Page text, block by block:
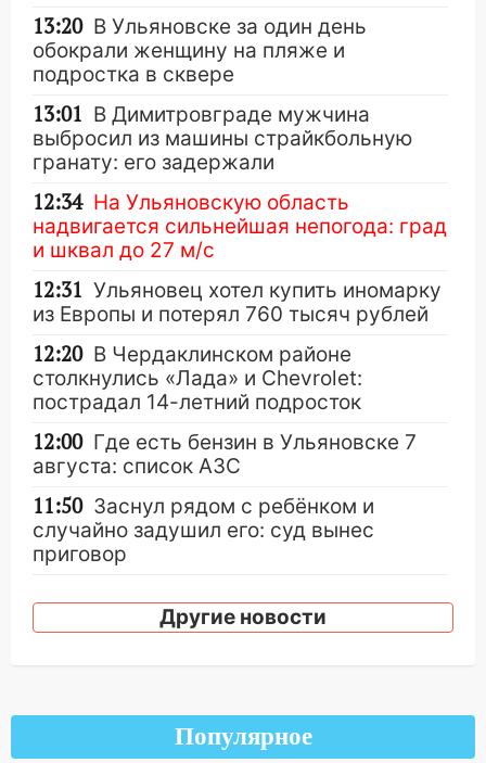
13:20 В Ульяновске за один день
обокрали женщину на пляже и
подростка в сквере
13:01 В Димитровграде мужчина
выбросил из машины страйкбольную
гранату: его задержали
12:34 На Ульяновскую область
надвигается сильнейшая непогода: град
и шквал до 27 м/с
12:31 Ульяновец хотел купить иномарку
из Европы и потерял 760 тысяч рублей
12:20 В Чердаклинском районе
столкнулись «Лада» и Chevrolet:
пострадал 14-летний подросток
12:00 Где есть бензин в Ульяновске 7
августа: список АЗС
11:50 Заснул рядом с ребёнком и
случайно задушил его: суд вынес
приговор
полностью уничтожил дачный дом и
В Ульяновске ИИ будет выявлять
Другие новости
Популярное